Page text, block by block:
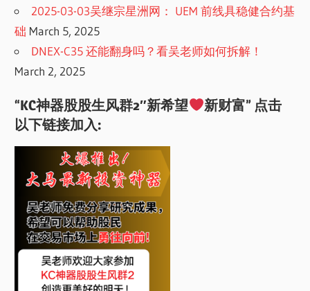
2025-03-03吴继宗星洲网： UEM 前线具稳健合约基
础 March 5, 2025
DNEX-C35 还能翻身吗？看吴老师如何拆解！
March 2, 2025
“KC神器股股生风群2″新希望
新财富” 点击
以下链接加入: